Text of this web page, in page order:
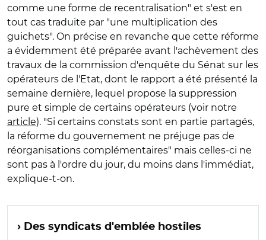
comme une forme de recentralisation" et s'est en
tout cas traduite par "une multiplication des
guichets". On précise en revanche que cette réforme
a évidemment été préparée avant l'achèvement des
travaux de la commission d'enquête du Sénat sur les
opérateurs de l'Etat, dont le rapport a été présenté la
semaine dernière, lequel propose la suppression
pure et simple de certains opérateurs (voir notre
article). "Si certains constats sont en partie partagés,
la réforme du gouvernement ne préjuge pas de
réorganisations complémentaires" mais celles-ci ne
sont pas à l'ordre du jour, du moins dans l'immédiat,
explique-t-on.
› Des syndicats d'emblée hostiles